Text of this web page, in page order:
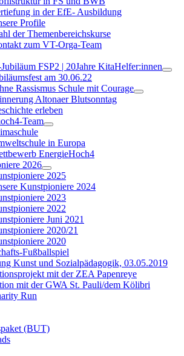
in der EfE- Ausbildung
Profile
der Themenbereichskurse
zum VT-Orga-Team
Jubiläum FSP2 | 20Jahre KitaHelfer:innen
am 30.06.22
Rassismus Schule mit Courage
Altonaer Blutsonntag
erleben
Team
in Europa
EnergieHoch4
2026
2025
Kunstpioniere 2024
2023
2022
Juni 2021
2020/21
2020
Fußballspiel
Kunst und Sozialpädagogik, 03.05.2019
mit der ZEA Papenreye
mit der GWA St. Pauli/dem Kölibri
Run
(BUT)